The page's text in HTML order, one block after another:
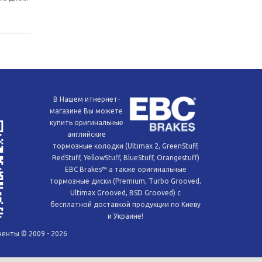
В Нашем итнернет-
магазине Вы можете
купить оригинальные
английские
тормозные колодки (Ultimax 2, GreenStuff,
RedStuff, YellowStuff, BlueStuff, Orangestuff)
EBC Brakes™ а также оригинальные
тормозные диски (Premium, Turbo Grooved,
Ultimax Grooved, BSD Grooved) с
бесплатной доставкой продукции по Киеву
и Украине!
© 2009 - 2026